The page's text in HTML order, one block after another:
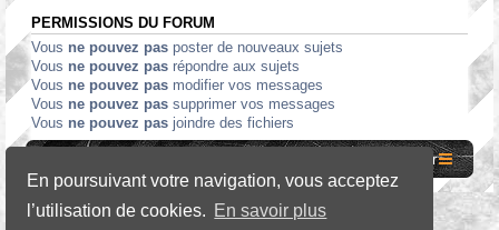
En poursuivant votre navigation, vous acceptez
l’utilisation de cookies. En savoir plus
PERMISSIONS DU FORUM
Vous ne pouvez pas poster de nouveaux sujets
Vous ne pouvez pas répondre aux sujets
Vous ne pouvez pas modifier vos messages
Vous ne pouvez pas supprimer vos messages
Vous ne pouvez pas joindre des fichiers
Nous contacter
SE Gamer Style byphpBB Styles